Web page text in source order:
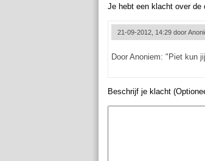
Je hebt een klacht over de
21-09-2012, 14:29 door
Door Anoniem: "Piet kun
Beschrijf je klacht